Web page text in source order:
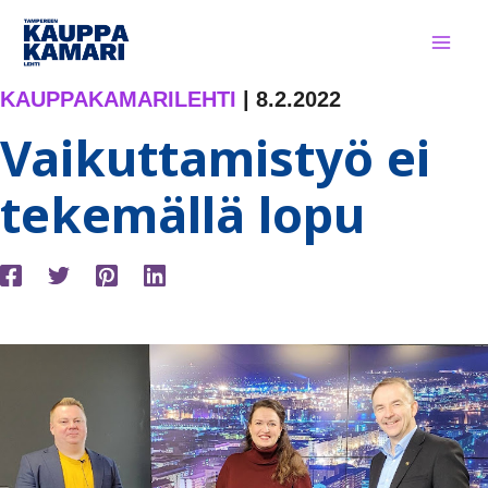
Siirry
sisältöön
KAUPPAKAMARILEHTI 8.2.2022
Vaikuttamistyö ei
tekemällä lopu